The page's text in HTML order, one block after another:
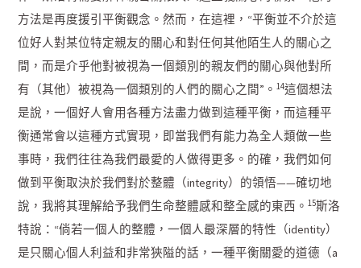
方法是再度援引平衡觀念。然而，在這裡，“平衡並不介於這
位好人對某位特定親友的關心和對任何其他陌生人的關心之
間，而是介乎他對被視為一個類別的親友們的關心與他對所
有（其他）被視為一個類別的人們的關心之間”。14這個想法
是說，一個好人會用各種方法盡力做到這種平衡，而這種平
衡通常會以這種方式實現，即當我們有能力為全人類做一些
事時，我們往往為我們最愛的人做得更多。的確，我們如何
做到平衡取決於我們對於整體（integrity）的領悟——確切地
說，我將其理解給予我們生命整體感和整全感的東西。15斯洛
特說：“倘若一個人的整體，一個人最深層的特性（identity）
是只關心個人利益和非常狹隘的話，一種平衡關愛的道德（a